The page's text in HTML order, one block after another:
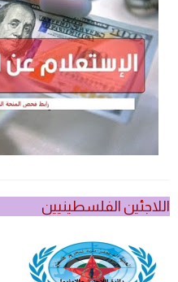
اللاجئين الفلسطينيين